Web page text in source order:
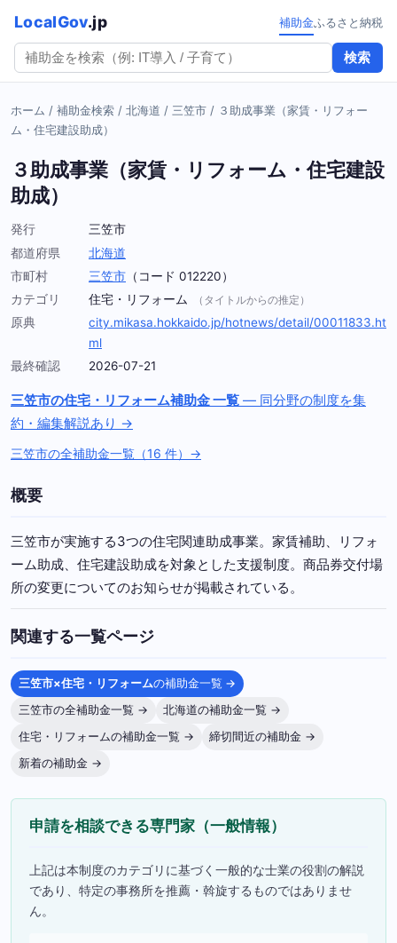
LocalGov.jp
検索
補助金ふるさと納税
ホーム / 補助金検索 / 北海道 / 三笠市 / ３助成事業（家賃・リフォー
ム・住宅建設助成）
３助成事業（家賃・リフォーム・住宅建設
助成）
発行
三笠市
都道府県
北海道
市町村
三笠市 （コード 012220）
カテゴリ
住宅・リフォーム （タイトルからの推定）
原典
city.mikasa.hokkaido.jp/hotnews/detail/00011833.ht
ml
最終確認
2026-07-21
三笠市の住宅・リフォーム補助金 一覧 — 同分野の制度を集
約・編集解説あり →
三笠市の全補助金一覧（16 件）→
概要
三笠市が実施する3つの住宅関連助成事業。家賃補助、リフォ
ーム助成、住宅建設助成を対象とした支援制度。商品券交付場
所の変更についてのお知らせが掲載されている。
関連する一覧ページ
三笠市×住宅・リフォームの補助金一覧 →
三笠市の全補助金一覧 →
北海道の補助金一覧 →
住宅・リフォームの補助金一覧 →
締切間近の補助金 →
新着の補助金 →
申請を相談できる専門家（一般情報）
上記は本制度のカテゴリに基づく一般的な士業の役割の解説
であり、特定の事務所を推薦・斡旋するものではありませ
ん。